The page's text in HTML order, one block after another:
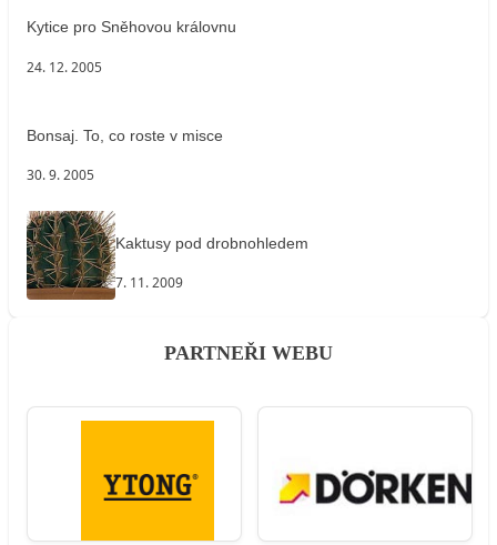
Kytice pro Sněhovou královnu
24. 12. 2005
Bonsaj. To, co roste v misce
30. 9. 2005
Kaktusy pod drobnohledem
7. 11. 2009
PARTNEŘI WEBU